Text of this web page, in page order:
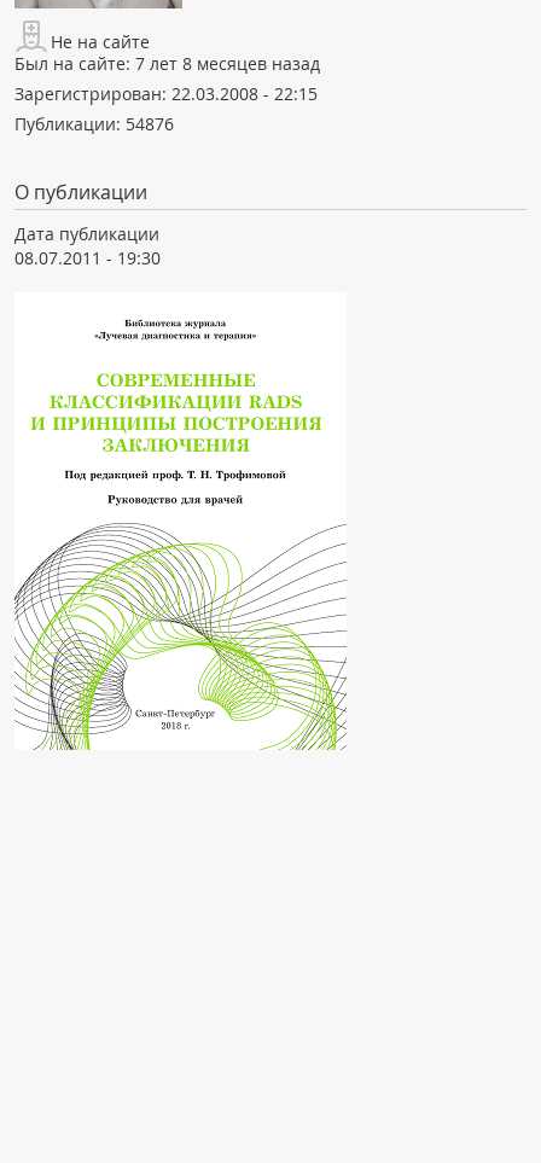
Не на сайте
Был на сайте: 7 лет 8 месяцев назад
Зарегистрирован: 22.03.2008 - 22:15
Публикации: 54876
О публикации
Дата публикации
08.07.2011 - 19:30